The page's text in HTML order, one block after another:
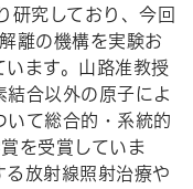
研究しており、今回
離の機構を実験お
います。山路准教授
合以外の原子によ
いて総合的・系統的
を受賞していま
放射線照射治療や